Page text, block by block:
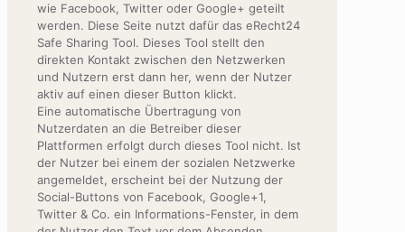
wie Facebook, Twitter oder Google+ geteilt
werden. Diese Seite nutzt dafür das eRecht24
Safe Sharing Tool. Dieses Tool stellt den
direkten Kontakt zwischen den Netzwerken
und Nutzern erst dann her, wenn der Nutzer
aktiv auf einen dieser Button klickt.
Eine automatische Übertragung von
Nutzerdaten an die Betreiber dieser
Plattformen erfolgt durch dieses Tool nicht. Ist
der Nutzer bei einem der sozialen Netzwerke
angemeldet, erscheint bei der Nutzung der
Social-Buttons von Facebook, Google+1,
Twitter & Co. ein Informations-Fenster, in dem